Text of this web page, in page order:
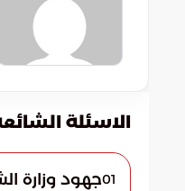
الاسئلة
01جهود وزارة